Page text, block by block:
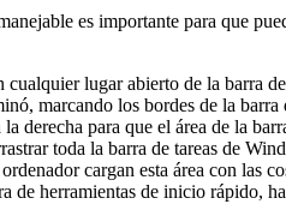
es importante para que
lugar abierto de la barra
marcando los bordes de la
derecha para que el área de la
toda la barra de tareas de
cargan esta área con las
de herramientas de inicio rápido,